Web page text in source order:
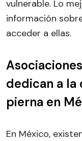
vulnerable. Lo
información
acceder a ellas.
dedican a la
pierna en
En México,